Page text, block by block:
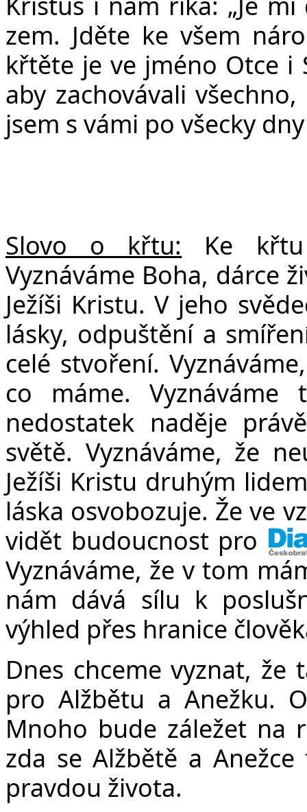
zem. Jděte ke všem
křtěte je ve jméno Otce i
aby zachovávali
jsem s vámi po všecky
Slovo o křtu: Ke
Vyznáváme Boha, dárce
Ježíši Kristu. V jeho
lásky, odpuštění a
celé stvoření.
co máme. Vyznáváme
nedostatek naděje
světě. Vyznáváme, že
Ježíši Kristu druhým
láska osvobozuje. Že ve
vidět budoucnost pro
Vyznáváme, že v tom
nám dává sílu k
výhled přes hranice
Dnes chceme vyznat,
pro Alžbětu a Anežku.
Mnoho bude záležet na
zda se Alžbětě a
pravdou života.